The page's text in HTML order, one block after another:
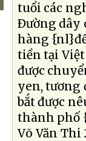
tuổi các
Ðường dây
hàng
tiền tại
được
yen, tương
bắt được
thành phố
Võ Văn